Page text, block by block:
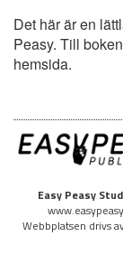
Det här är en
Peasy. Till
hemsida.
Easy Peasy
Webbplatsen drivs